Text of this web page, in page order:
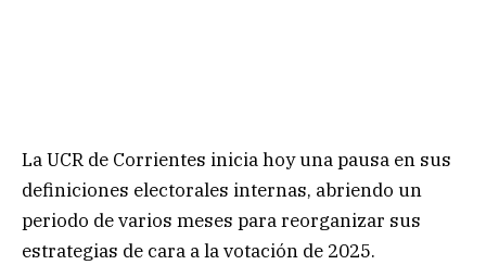
La UCR de Corrientes inicia hoy una pausa en sus
definiciones electorales internas, abriendo un
periodo de varios meses para reorganizar sus
estrategias de cara a la votación de 2025.